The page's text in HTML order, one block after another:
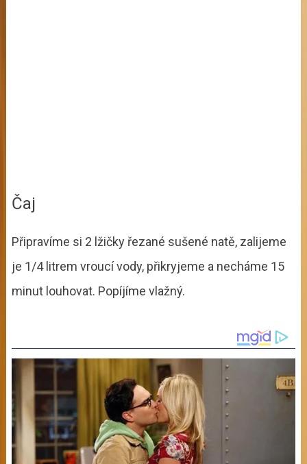
Čaj
Připravíme si 2 lžičky řezané sušené natě, zalijeme
je 1/4 litrem vroucí vody, přikryjeme a necháme 15
minut louhovat. Popíjíme vlažný.